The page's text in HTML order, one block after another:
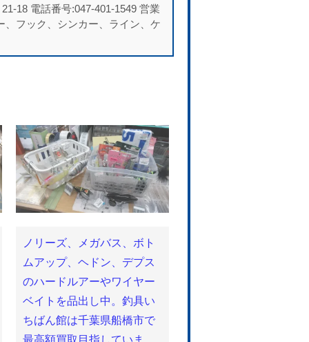
18 電話番号:047-401-1549 営業
、フック、シンカー、ライン、ケ
ノリーズ、メガバス、ボト
ムアップ、ヘドン、デプス
のハードルアーやワイヤー
ベイトを品出し中。釣具い
ちばん館は千葉県船橋市で
最高額買取目指していま